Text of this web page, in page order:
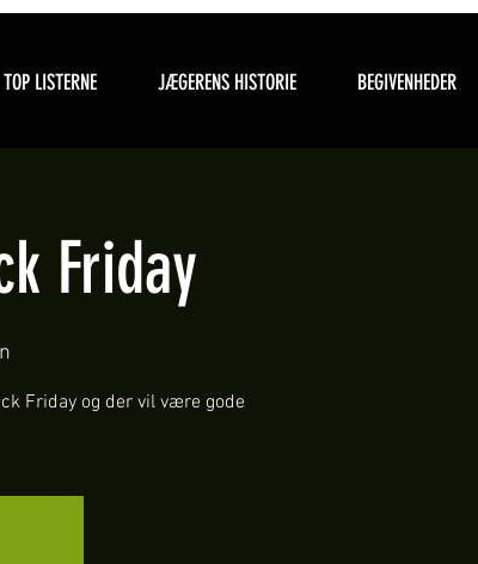
TOP LISTERNE JÆGERENS HISTORIE BEGIVENHEDER
Friday
Friday og der vil være gode